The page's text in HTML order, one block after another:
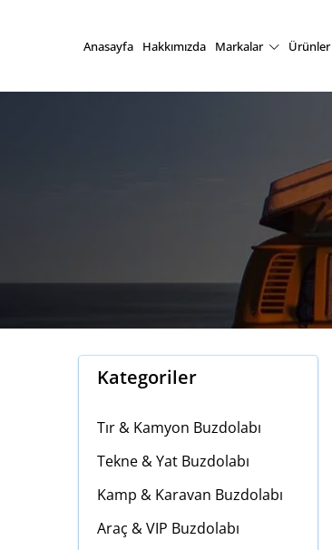
Anasayfa Hakkımızda Markalar Ürünler
Kategoriler
Tır & Kamyon Buzdolabı
Tekne & Yat Buzdolabı
Kamp & Karavan Buzdolabı
Araç & VIP Buzdolabı